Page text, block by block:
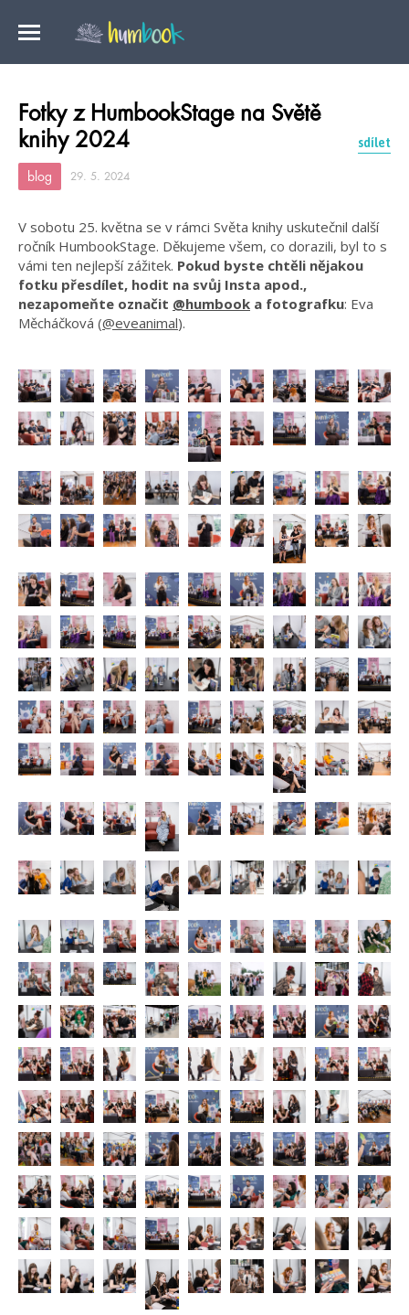
Fotky z HumbookStage na Světě
knihy 2024
sdílet
blog 29. 5. 2024
V sobotu 25. května se v rámci Světa knihy uskutečnil další
ročník HumbookStage. Děkujeme všem, co dorazili, byl to s
vámi ten nejlepší zážitek. Pokud byste chtěli nějakou
fotku přesdílet, hodit na svůj Insta apod.,
nezapomeňte označit @humbook a fotografku: Eva
Měcháčková (@eveanimal).